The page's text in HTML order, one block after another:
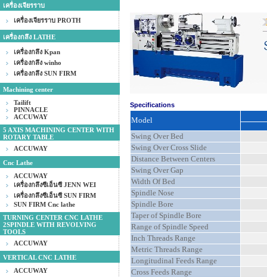
เครื่องเจียรราบ
เครื่องเจียรราบ PROTH
เครื่องกลึง LATHE
เครื่องกลึง Kpan
เครื่องกลึง winho
เครื่องกลึง SUN FIRM
Machining center
Tailift
PINNACLE
ACCUWAY
5 AXIS MACHINING CENTER WITH
ROTARY TABLE
ACCUWAY
Cnc Lathe
ACCUWAY
เครื่องกลึงซีเอ็นซี JENN WEI
เครื่องกลึงซีเอ็นซี SUN FIRM
SUN FIRM Cnc lathe
TURNING CENTER CNC LATHE
2SPINDLE WITH REVOLVING
TOOLS
ACCUWAY
VERTICAL CNC LATHE
ACCUWAY
Specifications
Model
Swing Over Bed
Swing Over Cross Slide
Distance Between Centers
Swing Over Gap
Width Of Bed
Spindle Nose
Spindle Bore
Taper of Spindle Bore
Range of Spindle Speed
Inch Threads Range
Metric Threads Range
Longitudinal Feeds Range
Cross Feeds Range